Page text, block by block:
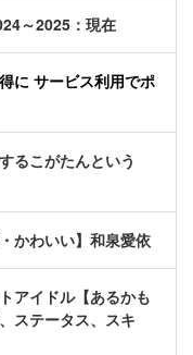
～2025：現在
に サービス利用でポ
るこがたんという
かわいい】和泉愛依
アイドル【あるかも
ステータス、スキ